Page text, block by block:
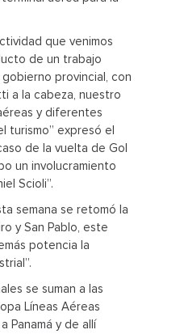
que venimos
de un trabajo
provincial, con
a la cabeza, nuestro
y diferentes
turismo” expresó el
de la vuelta de Gol
un involucramiento
Scioli”.
semana se retomó la
y San Pablo, este
potencia la
se suman a las
Líneas Aéreas
Panamá y de allí